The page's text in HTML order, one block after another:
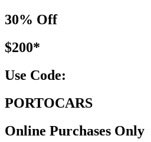
30% Off
$200*
Use Code:
PORTOCARS
Online Purchases Only